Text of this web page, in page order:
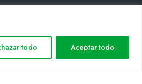
todo Aceptar todo
LEGAL